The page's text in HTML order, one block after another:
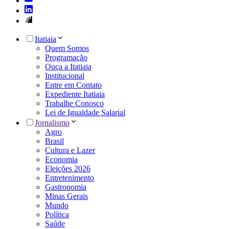
Itatiaia
Quem Somos
Programação
Ouça a Itatiaia
Institucional
Entre em Contato
Expediente Itatiaia
Trabalhe Conosco
Lei de Igualdade Salarial
Jornalismo
Agro
Brasil
Cultura e Lazer
Economia
Eleições 2026
Entretenimento
Gastronomia
Minas Gerais
Mundo
Política
Saúde